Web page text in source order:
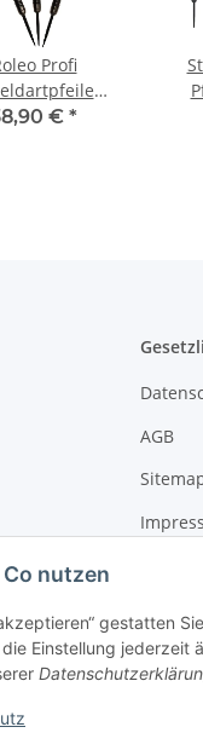
nutzen
gestatten
Einstellung
Profi
- 90%
€ *
AGB